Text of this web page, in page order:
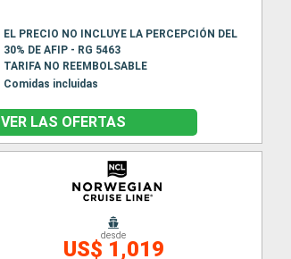
EL PRECIO NO INCLUYE LA PERCEPCIÓN DEL
30% DE AFIP - RG 5463
TARIFA NO REEMBOLSABLE
Comidas incluidas
VER LAS OFERTAS
desde
US$ 1,019